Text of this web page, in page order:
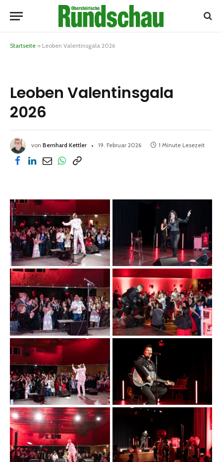
Startseite » Leoben Valentinsgala 2026
Leoben Valentinsgala
2026
von Bernhard Kettler 19. Februar 2026 1 Minute Lesezeit